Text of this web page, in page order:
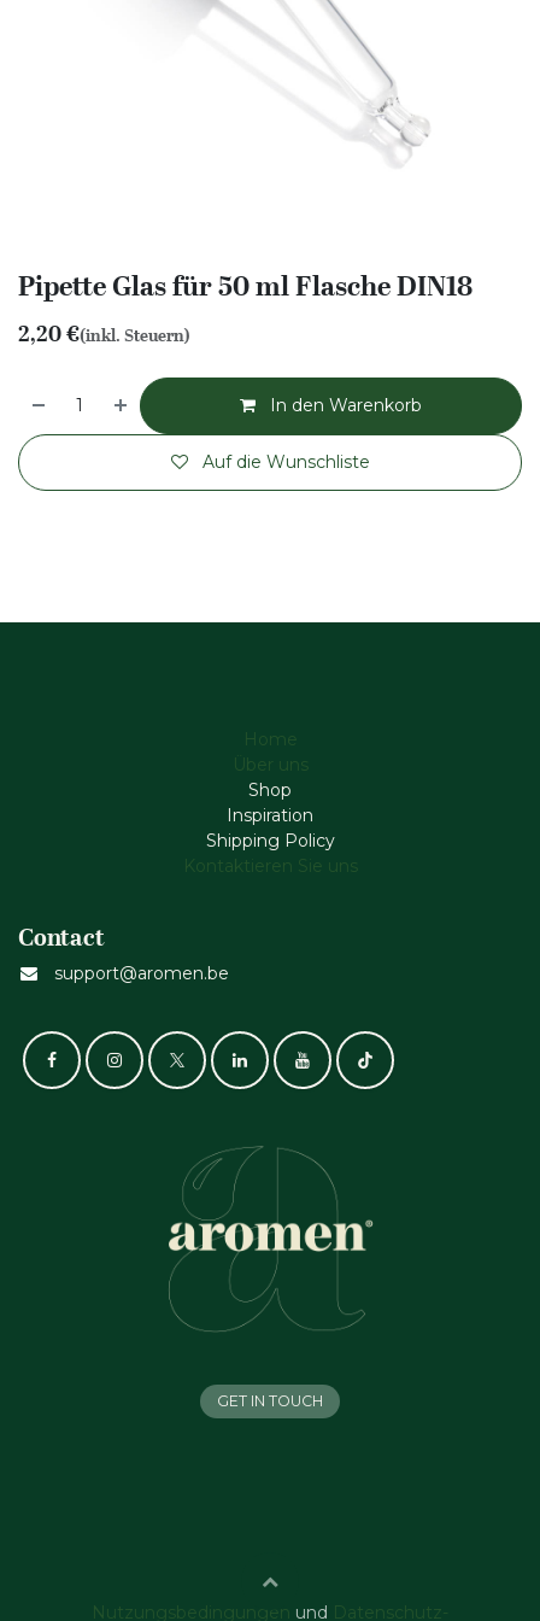
Pipette Glas für 50 ml Flasche DIN18
2,20€(inkl. Steuern)
In den Warenkorb
Auf die Wunschliste
Home
Über uns
Shop
Inspiration
Shipping Policy
Kontaktieren Sie uns
Contact
support@aromen.be
GET IN TOUCH
Nutzungsbedingungen und Datenschutz-